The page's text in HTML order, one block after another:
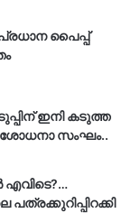
പ്രധാന പൈപ്പ്
ഇനി കടുത്ത
സംഘം..
എവിടെ?…